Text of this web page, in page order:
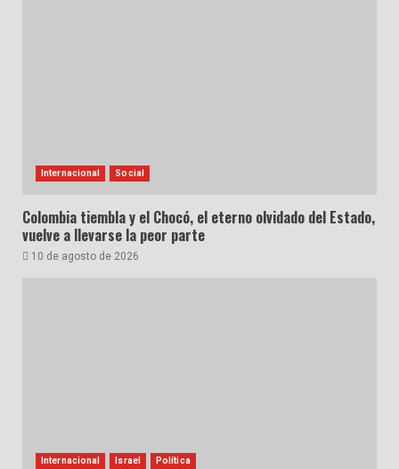
Internacional Social
Colombia tiembla y el Chocó, el eterno olvidado del Estado,
vuelve a llevarse la peor parte
10 de agosto de 2026
Internacional Israel Política